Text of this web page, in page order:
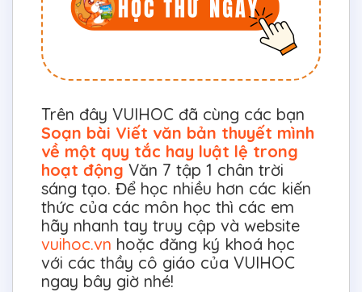
Trên đây VUIHOC đã cùng các bạn
Soạn bài Viết văn bản thuyết mình
về một quy tắc hay luật lệ trong
hoạt động Văn 7 tập 1 chân trời
sáng tạo. Để học nhiều hơn các kiến
thức của các môn học thì các em
hãy nhanh tay truy cập và website
vuihoc.vn hoặc đăng ký khoá học
với các thầy cô giáo của VUIHOC
ngay bây giờ nhé!